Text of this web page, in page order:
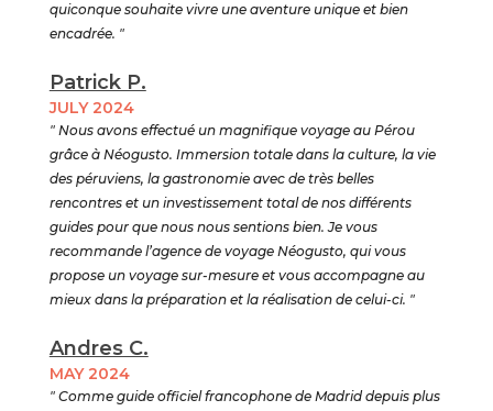
quiconque souhaite vivre une aventure unique et bien
encadrée. "
Patrick P.
JULY 2024
" Nous avons effectué un magnifique voyage au Pérou
grâce à Néogusto. Immersion totale dans la culture, la vie
des péruviens, la gastronomie avec de très belles
rencontres et un investissement total de nos différents
guides pour que nous nous sentions bien. Je vous
recommande l’agence de voyage Néogusto, qui vous
propose un voyage sur-mesure et vous accompagne au
mieux dans la préparation et la réalisation de celui-ci. "
Andres C.
MAY 2024
" Comme guide officiel francophone de Madrid depuis plus